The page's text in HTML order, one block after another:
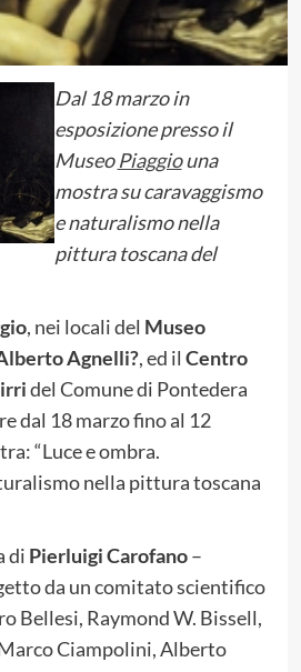
Dal 18 marzo in
esposizione presso il
MuseoPiaggiouna
mostra su caravaggismo
e naturalismo nella
pittura toscana del
, nei locali del Museo
Agnelli?, ed il Centro
del Comune di Pontedera
dal 18 marzo fino al 12
“Luce e ombra.
nella pittura toscana
di Pierluigi Carofano–
da un comitato scientifico
Bellesi, Raymond W. Bissell,
Ciampolini, Alberto